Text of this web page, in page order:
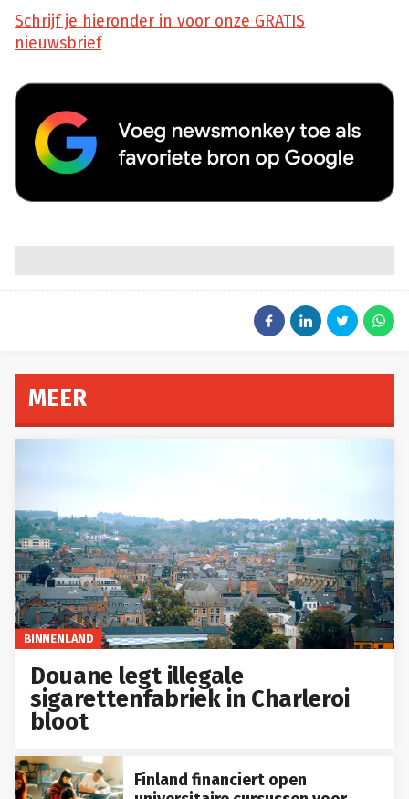
Schrijf je hieronder in voor onze GRATIS
nieuwsbrief
MEER
BINNENLAND
Douane legt illegale
sigarettenfabriek in Charleroi
bloot
Finland financiert open